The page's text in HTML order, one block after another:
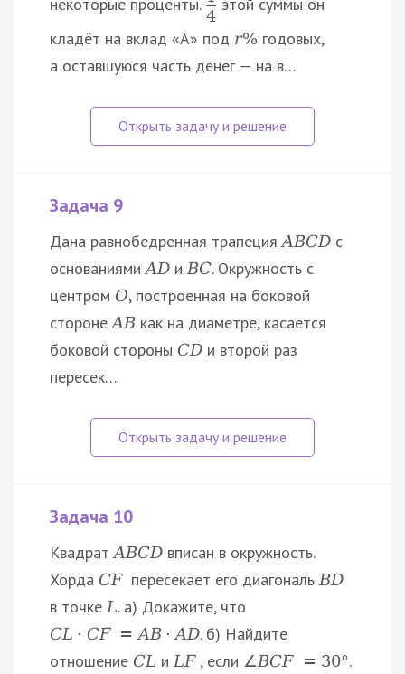
некоторые проценты.
4
этой суммы он
кладёт на вклад «A» под r% годовых,
а оставшуюся часть денег — на в…
Задача 9
Дана равнобедренная трапецияABCD с
основаниямиAD иBC. Окружность с
центром O, построенная на боковой
сторонеAB как на диаметре, касается
боковой стороны CD и второй раз
пересек…
Задача 10
КвадратABCD вписан в окружность.
Хорда CF пересекает его диагональBD
в точкеL. а) Докажите, что
CL ⋅ CF = AB ⋅ AD. б) Найдите
отношение CL иLF , если ∠BCF = 30°.